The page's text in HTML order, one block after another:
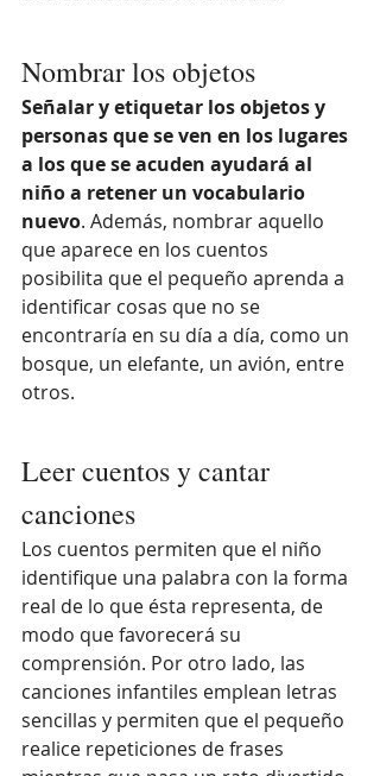
Nombrar los objetos
Señalar y etiquetar los objetos y
personas que se ven en los lugares
a los que se acuden ayudará al
niño a retener un vocabulario
nuevo. Además, nombrar aquello
que aparece en los cuentos
posibilita que el pequeño aprenda a
identificar cosas que no se
encontraría en su día a día, como un
bosque, un elefante, un avión, entre
otros.
Leer cuentos y cantar
canciones
Los cuentos permiten que el niño
identifique una palabra con la forma
real de lo que ésta representa, de
modo que favorecerá su
comprensión. Por otro lado, las
canciones infantiles emplean letras
sencillas y permiten que el pequeño
realice repeticiones de frases